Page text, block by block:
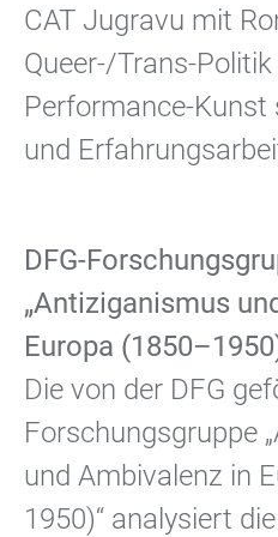
CAT Jugravu mit
Queer-/Trans-
Performance-Kunst
und
DFG-
„Antiziganismus
Europa
Die von der DFG
Forschungsgruppe
und Ambivalenz in
1950)“ analysiert die